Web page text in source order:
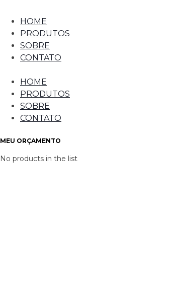
HOME
PRODUTOS
SOBRE
CONTATO
HOME
PRODUTOS
SOBRE
CONTATO
MEU ORÇAMENTO
No products in the list